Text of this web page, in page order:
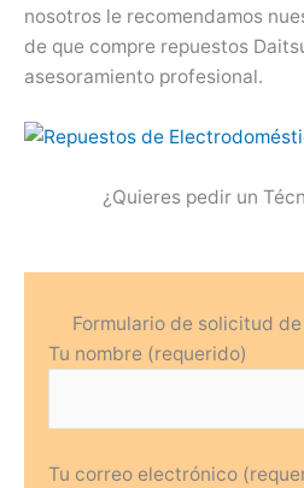
nosotros le recomendamos
de que compre repuestos
asesoramiento profesional.
¿Quieres pedir un
Formulario de solicitud
Tu nombre (requerido)
Tu correo electrónico